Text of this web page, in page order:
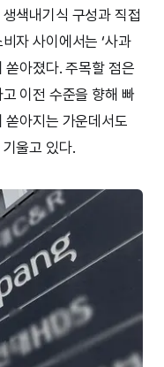
색내기식 구성과 직접
자 사이에서는 ‘사과
쏟아졌다. 주목할 점은
이전 수준을 향해 빠
쏟아지는 가운데서도
울고 있다.